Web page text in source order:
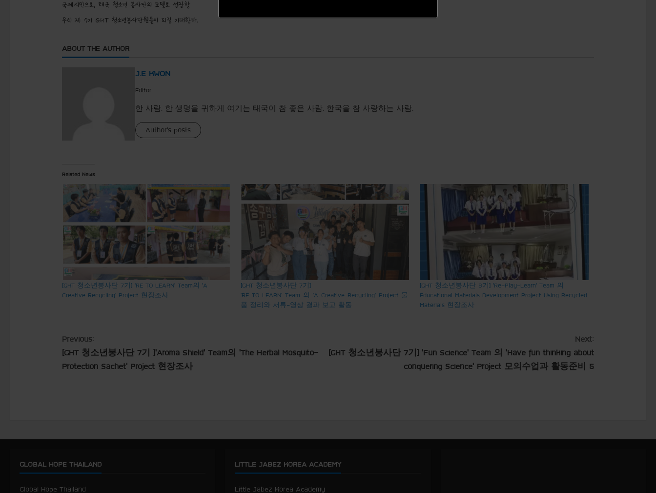
국제시민으로, 태국 청소년 봉사단의 모델로 성장할
우리 제 7기 GHT 청소년봉사단원들이 되길 기대한다.
ABOUT THE AUTHOR
J.E KWON
Editor
한 사람. 한 생명을 귀하게 여기는 태국이 참 좋은 사람. 한국을 참 사랑하는 사람.
Author's posts
Related News
[GHT 청소년봉사단 7기] ‘RE TO LEARN’ Team의 ‘A
Creative Recycling’ Project 현장조사
[GHT 청소년봉사단 7기]
‘RE TO LEARN’ Team 의 ‘A Creative Recycling’ Project 물
품 정리와 서류-영상 결과 보고 활동
[GHT 청소년봉사단 8기] ‘Re-Play-Learn’ Team 의
Educational Materials Development Project Using Recycled
Materials 현장조사
C
o
n
u
e
Previous:
[GHT 청소년봉사단 7기 ]’Aroma Shield’ Team의 ‘The Herbal Mosquito-
Protection Sachet’ Project 현장조사
Next:
[GHT 청소년봉사단 7기] ‘Fun Science’ Team 의 ‘Have fun thinking about
conquering Science’ Project 모의수업과 활동준비 5
GLOBAL HOPE THAILAND
Global Hope Thailand
LITTLE JABEZ KOREA ACADEMY
Little Jabez Korea Academy